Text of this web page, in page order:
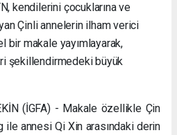
kendilerini çocuklarına ve
Çinli annelerin ilham verici
bir makale yayımlayarak,
şekillendirmedeki büyük
(İGFA) - Makale özellikle Çin
ile annesi Qi Xin arasındaki derin